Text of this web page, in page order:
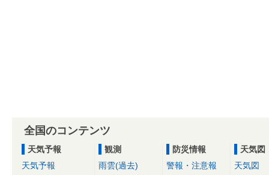
全国のコンテンツ
天気予報
天気予報
観測
雨雲(過去)
防災情報
警報・注意報
天気図
天気図